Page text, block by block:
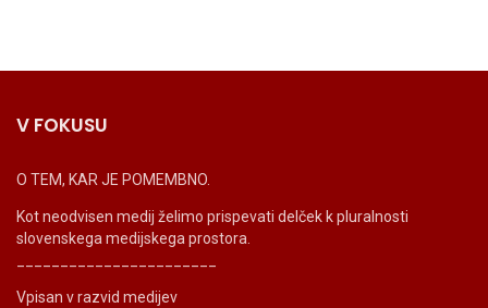
V FOKUSU
O TEM, KAR JE POMEMBNO.
Kot neodvisen medij želimo prispevati delček k pluralnosti
slovenskega medijskega prostora.
Vpisan v razvid medijev